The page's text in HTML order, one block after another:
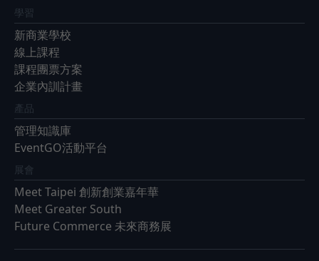
學習
新商業學校
線上課程
課程團票方案
企業內訓計畫
產品
管理知識庫
EventGO活動平台
展會
Meet Taipei 創新創業嘉年華
Meet Greater South
Future Commerce 未來商務展